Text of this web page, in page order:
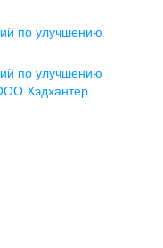
по улучшению
по улучшению
Хэдхантер